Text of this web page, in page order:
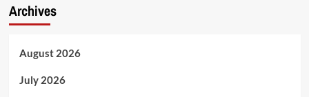
Archives
August 2026
July 2026